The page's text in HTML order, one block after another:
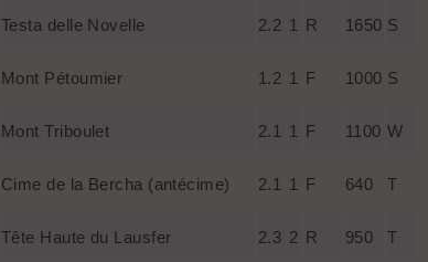
Testa delle Novelle 2.2 1 R 1650 S
Mont Pétoumier 1.2 1 F 1000 S
Mont Triboulet 2.1 1 F 1100 W
Cime de la Bercha (antécime) 2.1 1 F 640 T
Tête Haute du Lausfer 2.3 2 R 950 T